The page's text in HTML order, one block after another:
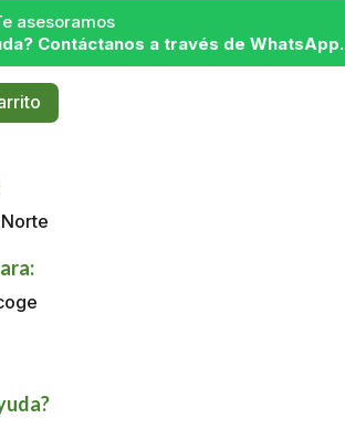
asesoramos
Contáctanos a través de WhatsApp.